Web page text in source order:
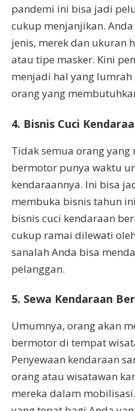
pandemi ini bisa jadi
cukup menjanjikan.
jenis, merek dan ukuran
atau tipe masker. Kini
menjadi hal yang
orang yang
4. Bisnis Cuci
Tidak semua orang
bermotor punya waktu
kendaraannya. Ini bisa
membuka bisnis tahun
bisnis cuci kendaraan
cukup ramai dilewati
sanalah Anda bisa
pelanggan.
5. Sewa Kendaraan
Umumnya, orang akan
bermotor di tempat
Penyewaan kendaraan
orang atau wisatawan
mereka dalam